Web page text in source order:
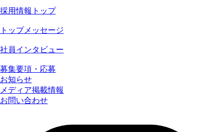
採用情報トップ
トップメッセージ
社員インタビュー
募集要項・応募
お知らせ
メディア掲載情報
お問い合わせ